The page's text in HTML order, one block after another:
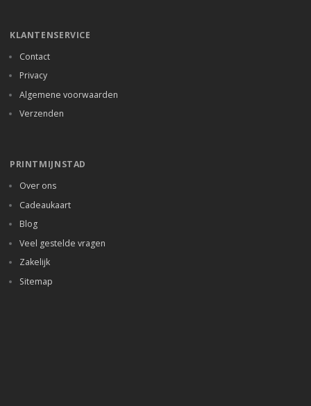
KLANTENSERVICE
Contact
Privacy
Algemene voorwaarden
Verzenden
PRINTMIJNSTAD
Over ons
Cadeaukaart
Blog
Veel gestelde vragen
Zakelijk
Sitemap